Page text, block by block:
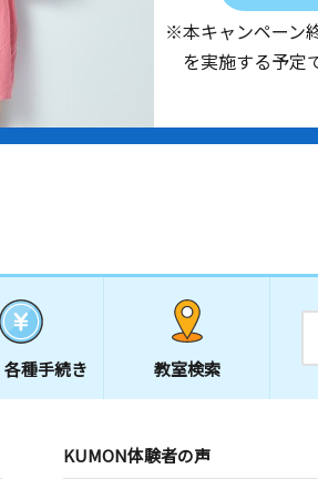
※本キャンペーン
を実施する予定
各種手続き 教室検索
KUMON体験者の声